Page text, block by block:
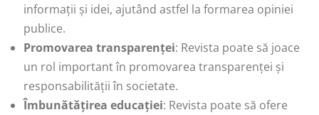
informații și idei, ajutând astfel la formarea opiniei
publice.
Promovarea transparenței: Revista poate să joace
un rol important în promovarea transparenței și
responsabilității în societate.
Îmbunătățirea educației: Revista poate să ofere